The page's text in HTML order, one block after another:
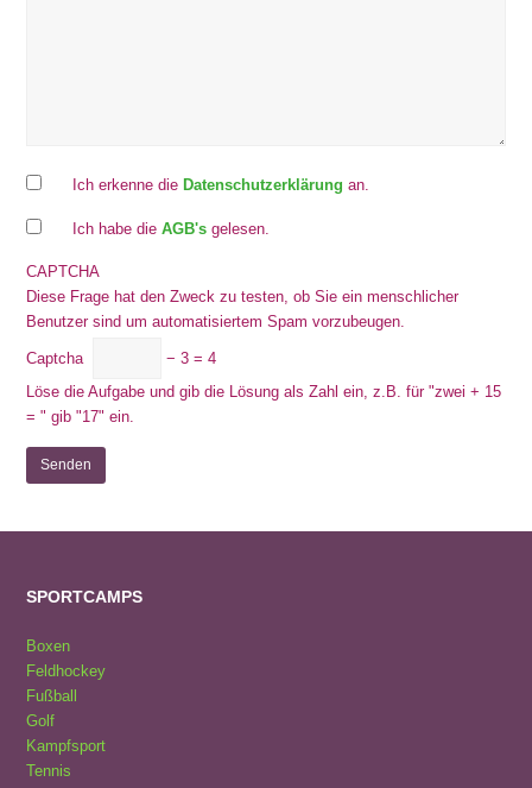
Ich erkenne die Datenschutzerklärung an.
Ich habe dieAGB's gelesen.
CAPTCHA
Diese Frage hat den Zweck zu testen, ob Sie ein menschlicher
Benutzer sind um automatisiertem Spam vorzubeugen.
Captcha
− 3 = 4
Löse die Aufgabe und gib die Lösung als Zahl ein, z.B. für "zwei + 15
= " gib "17" ein.
SPORTCAMPS
Boxen
Feldhockey
Fußball
Golf
Kampfsport
Tennis